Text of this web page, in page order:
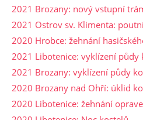
2021 Brozany: nový vstupní
2021 Ostrov sv. Klimenta:
2020 Hrobce: žehnání
2021 Libotenice: vyklízení půdy
2021 Brozany: vyklízení půdy
2020 Brozany nad Ohří: úklid
2020 Libotenice: žehnání